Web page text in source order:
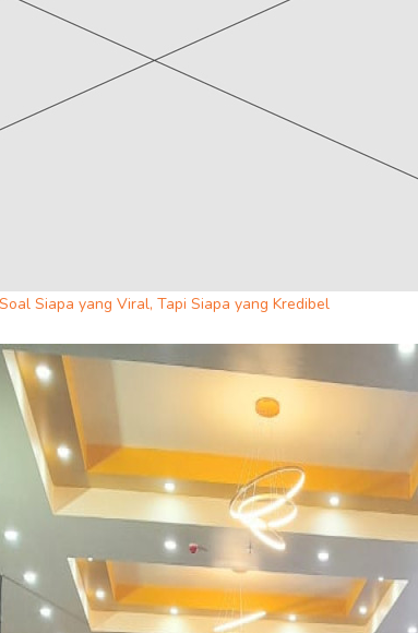
Siapa yang Viral, Tapi Siapa yang Kredibel